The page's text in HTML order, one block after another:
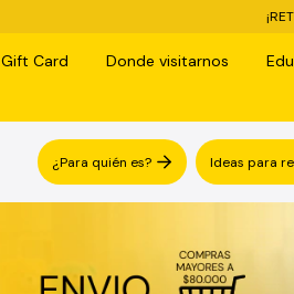
3
Gift Card Donde visitarnos
¿Para quién es? Ideas para